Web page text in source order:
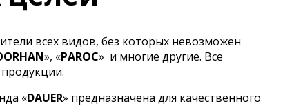
всех видов, без которых невозможен
», «PAROC» и многие другие. Все
«DAUER» предназначена для качественного